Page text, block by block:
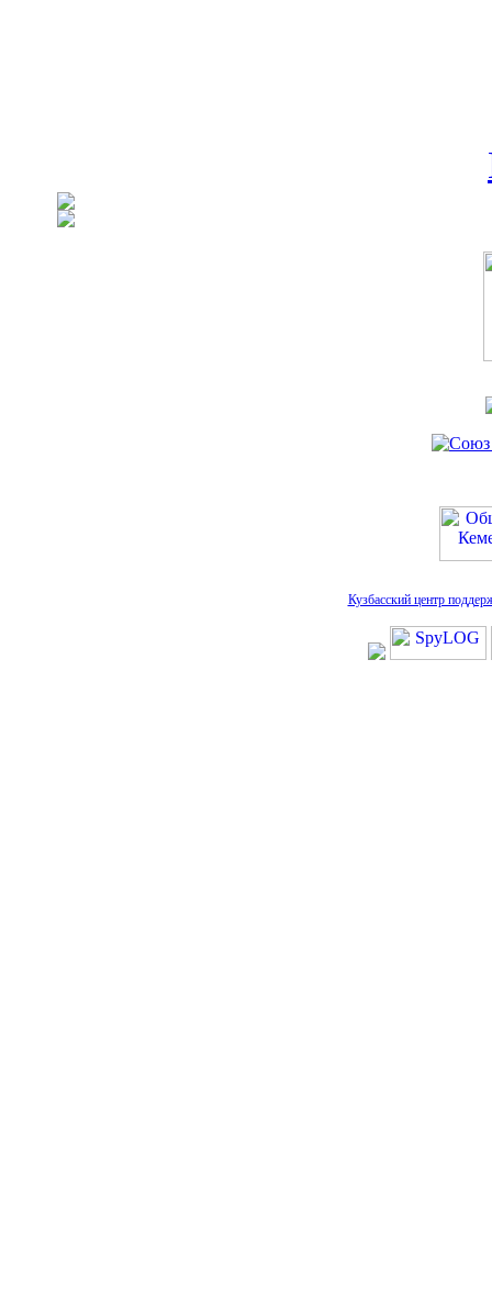
Кузбасский центр